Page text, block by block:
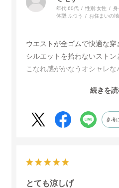
年代:60代 性別:女性 身
体型:ふつう お住まいの
ウエストが全ゴムで快適な穿
シルエットを拾わないスト
こなれ感がかなうオシャレな
入しました。
続きを
参考
とても涼しげ